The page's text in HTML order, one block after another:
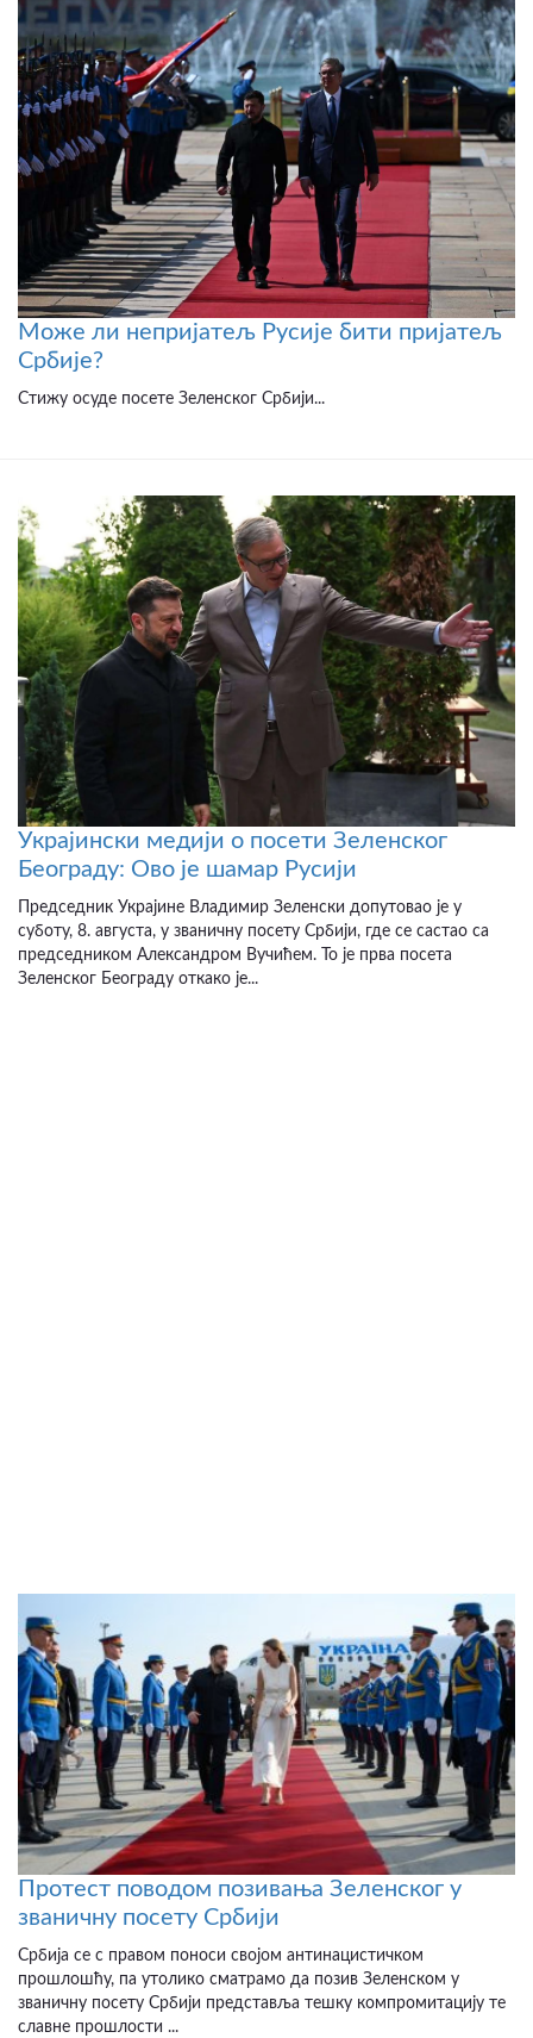
Може ли непријатељ Русије бити пријатељ
Србије?
Стижу осуде посете Зеленског Србији...
Украјински медији о посети Зеленског
Београду: Ово је шамар Русији
Председник Украјине Владимир Зеленски допутовао је у
суботу, 8. августа, у званичну посету Србији, где се састао са
председником Александром Вучићем. То је прва посета
Зеленског Београду откако је...
Протест поводом позивања Зеленског у
званичну посету Србији
Србија се с правом поноси својом антинацистичком
прошлошћу, па утолико сматрамо да позив Зеленском у
званичну посету Србији представља тешку компромитацију те
славне прошлости ...